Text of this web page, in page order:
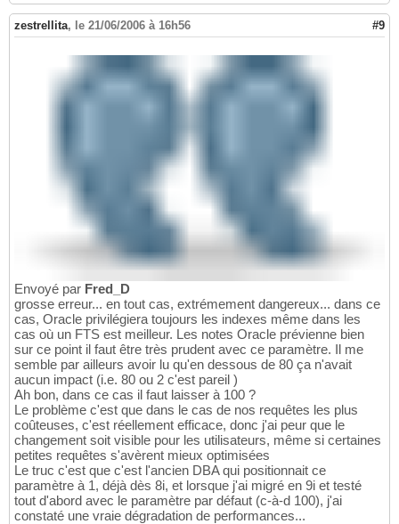
zestrellita, le 21/06/2006 à 16h56 #9
Envoyé par Fred_D
grosse erreur... en tout cas, extrémement dangereux... dans ce
cas, Oracle privilégiera toujours les indexes même dans les
cas où un FTS est meilleur. Les notes Oracle prévienne bien
sur ce point il faut être très prudent avec ce paramètre. Il me
semble par ailleurs avoir lu qu'en dessous de 80 ça n'avait
aucun impact (i.e. 80 ou 2 c'est pareil )
Ah bon, dans ce cas il faut laisser à 100 ?
Le problème c'est que dans le cas de nos requêtes les plus
coûteuses, c'est réellement efficace, donc j'ai peur que le
changement soit visible pour les utilisateurs, même si certaines
petites requêtes s'avèrent mieux optimisées
Le truc c'est que c'est l'ancien DBA qui positionnait ce
paramètre à 1, déjà dès 8i, et lorsque j'ai migré en 9i et testé
tout d'abord avec le paramètre par défaut (c-à-d 100), j'ai
constaté une vraie dégradation de performances...